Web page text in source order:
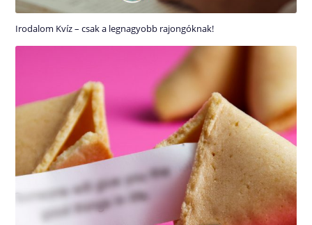
Irodalom Kvíz – csak a legnagyobb rajongóknak!